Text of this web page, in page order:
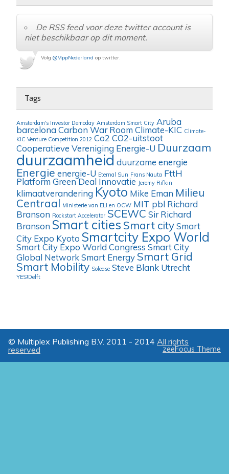
De RSS feed voor deze twitter account is
niet beschikbaar op dit moment.
Volg @MppNederland op twitter.
Tags
Amsterdam's Investor Demoday Amsterdam Smart City Aruba
barcelona Carbon War Room Climate-KIC Climate-
KIC Venture Competition 2012 Co2 CO2-uitstoot
Cooperatieve Vereniging Energie-U Duurzaam
duurzaamheid duurzame energie
Energie energie-U Eternal Sun Frans Nauta FttH
Platform Green Deal Innovatie Jeremy Rifkin
klimaatverandering Kyoto Mike Eman Milieu
Centraal Ministerie van ELI en OCW MIT pbl Richard
Branson Rockstart Accelerator SCEWC Sir Richard
Branson Smart cities Smart citySmart
City Expo Kyoto Smartcity Expo World
Smart City Expo World Congress Smart City
Global NetworkSmart Energy Smart Grid
Smart Mobility Solease Steve Blank Utrecht
YES!Delft
© Multiplex Publishing B.V. 2011 - 2014 All rights
reserved
zeeFocus Theme